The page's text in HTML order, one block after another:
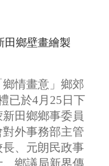
田鄉壁畫繪製
情畫意」鄉郊
已於4月25日下
田鄉鄉事委員
外事務部主管
、元朗民政事
鄉議局新界傳